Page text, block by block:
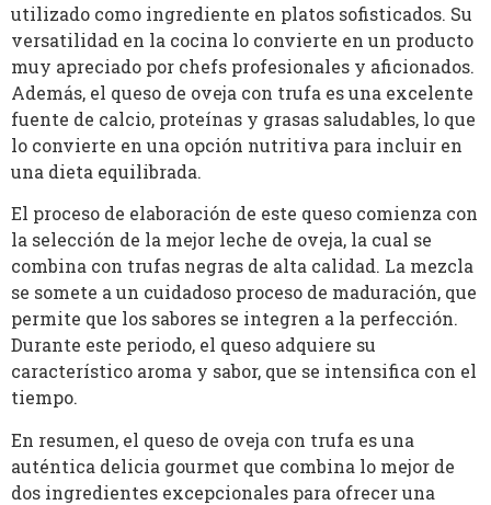
utilizado como ingrediente en platos sofisticados. Su
versatilidad en la cocina lo convierte en un producto
muy apreciado por chefs profesionales y aficionados.
Además, el queso de oveja con trufa es una excelente
fuente de calcio, proteínas y grasas saludables, lo que
lo convierte en una opción nutritiva para incluir en
una dieta equilibrada.
El proceso de elaboración de este queso comienza con
la selección de la mejor leche de oveja, la cual se
combina con trufas negras de alta calidad. La mezcla
se somete a un cuidadoso proceso de maduración, que
permite que los sabores se integren a la perfección.
Durante este periodo, el queso adquiere su
característico aroma y sabor, que se intensifica con el
tiempo.
En resumen, el queso de oveja con trufa es una
auténtica delicia gourmet que combina lo mejor de
dos ingredientes excepcionales para ofrecer una